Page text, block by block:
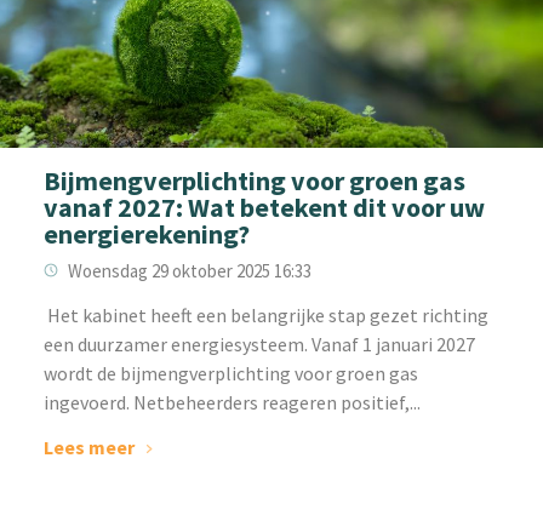
Bijmengverplichting voor groen gas
vanaf 2027: Wat betekent dit voor uw
energierekening?
Woensdag 29 oktober 2025 16:33
‌ Het kabinet heeft een belangrijke stap gezet richting
een duurzamer energiesysteem. Vanaf 1 januari 2027
wordt de bijmengverplichting voor groen gas
ingevoerd. Netbeheerders reageren positief,...
Lees meer